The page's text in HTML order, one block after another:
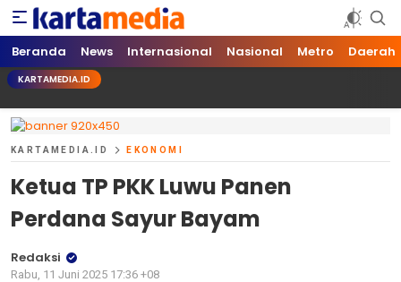
kartamedia.id
Jujur Mengabari
Beranda News Internasional Nasional Metro Daerah
KARTAMEDIA.ID
KARTAMEDIA.ID EKONOMI
Ketua TP PKK Luwu Panen
Perdana Sayur Bayam
Redaksi
Rabu, 11 Juni 2025 17:36 +08